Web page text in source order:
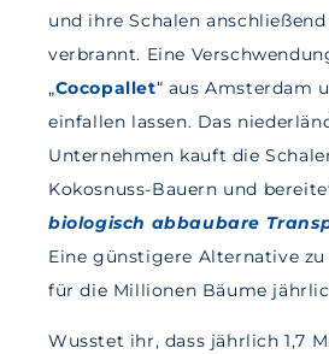
und ihre Schalen
verbrannt. Eine
„Cocopallet“ aus Amsterdam
einfallen lassen. Das
Unternehmen kauft die
Kokosnuss-Bauern und
biologisch abbaubare
Eine günstigere Alternative
für die Millionen Bäume
Wusstet ihr, dass jährlich 1,7